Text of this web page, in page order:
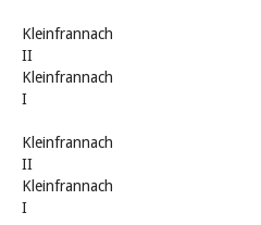
Kleinfrannach
II
Kleinfrannach
I
Kleinfrannach
II
Kleinfrannach
I